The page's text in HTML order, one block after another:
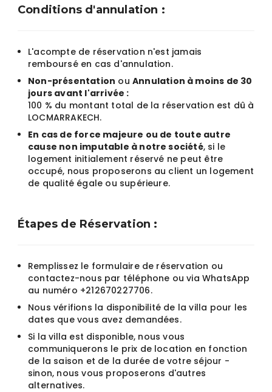
Conditions d'annulation :
L'acompte de réservation n'est jamais
remboursé en cas d'annulation.
Non-présentation ou Annulation à moins de 30
jours avant l'arrivée :
100 % du montant total de la réservation est dû à
LOCMARRAKECH.
En cas de force majeure ou de toute autre
cause non imputable à notre société, si le
logement initialement réservé ne peut être
occupé, nous proposerons au client un logement
de qualité égale ou supérieure.
Étapes de Réservation :
Remplissez le formulaire de réservation ou
contactez-nous par téléphone ou via WhatsApp
au numéro +212670227706.
Nous vérifions la disponibilité de la villa pour les
dates que vous avez demandées.
Si la villa est disponible, nous vous
communiquerons le prix de location en fonction
de la saison et de la durée de votre séjour -
sinon, nous vous proposerons d'autres
alternatives.